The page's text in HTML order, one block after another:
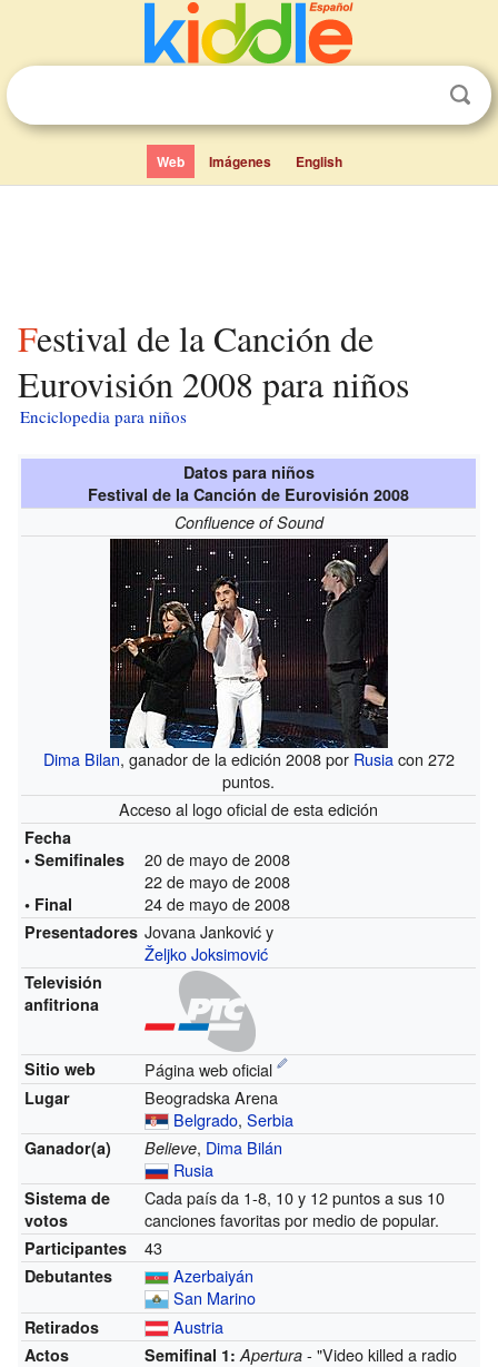
Web Imágenes English
Festival de la Canción de
Eurovisión 2008 para niños
Enciclopedia para niños
Datos para niños
Festival de la Canción de Eurovisión 2008
Confluence of Sound
Dima Bilan, ganador de la edición 2008 por Rusiacon 272
puntos.
Acceso al logo oficial de esta edición
Fecha
• Semifinales
• Final
20 de mayo de 2008
22 de mayo de 2008
24 de mayo de 2008
Presentadores Jovana Janković y
Željko Joksimović
Televisión
anfitriona
Sitio web Página web oficial
Lugar
Beogradska Arena
Belgrado,Serbia
Ganador(a) Believe, Dima Bilán
Rusia
Sistema de
votos
Cada país da 1-8, 10 y 12 puntos a sus 10
canciones favoritas por medio de popular.
Participantes 43
Debutantes
Azerbaiyán
San Marino
Retirados Austria
Actos
Semifinal 1: Apertura - "Video killed a radio